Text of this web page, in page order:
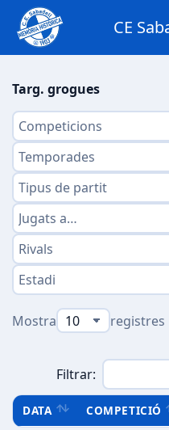
CE
Targ. grogues
Mostra registres
Filtrar:
DATA COMPETICIÓ